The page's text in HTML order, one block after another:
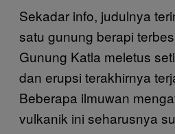
Sekadar info, judulnya
satu gunung berapi
Gunung Katla meletus
dan erupsi terakhirnya
Beberapa ilmuwan
vulkanik ini seharusnya